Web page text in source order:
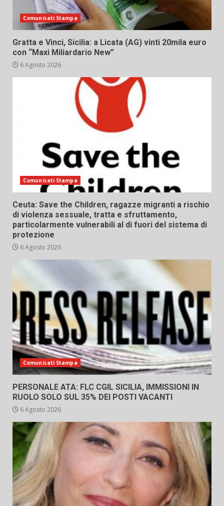
Comunicati Stampa
Gratta e Vinci, Sicilia: a Licata (AG) vinti 20mila euro
con “Maxi Miliardario New”
6 Agosto 2026
Comunicati Stampa
Ceuta: Save the Children, ragazze migranti a rischio
di violenza sessuale, tratta e sfruttamento,
particolarmente vulnerabili al di fuori del sistema di
protezione
6 Agosto 2026
Comunicati Stampa
PERSONALE ATA: FLC CGIL SICILIA, IMMISSIONI IN
RUOLO SOLO SUL 35% DEI POSTI VACANTI
6 Agosto 2026